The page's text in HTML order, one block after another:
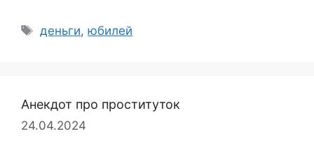
Метки
деньги,юбилей
Анекдот про проституток
24.04.2024